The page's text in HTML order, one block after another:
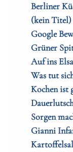
Berliner
(kein Titel)
Google
Grüner
Auf ins
Was tut
Kochen ist
Sorgen
Gianni